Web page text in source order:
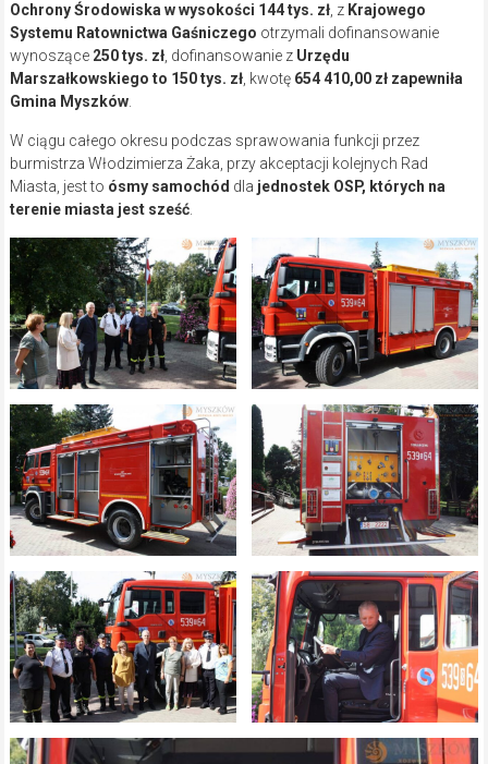
Ochrony Środowiska w wysokości 144 tys. zł, z Krajowego
Systemu Ratownictwa Gaśniczego otrzymali dofinansowanie
wynoszące 250 tys. zł, dofinansowanie z Urzędu
Marszałkowskiego to 150 tys. zł, kwotę 654 410,00 zł zapewniła
Gmina Myszków.
W ciągu całego okresu podczas sprawowania funkcji przez
burmistrza Włodzimierza Żaka, przy akceptacji kolejnych Rad
Miasta, jest to ósmy samochód dla jednostek OSP, których na
terenie miasta jest sześć.